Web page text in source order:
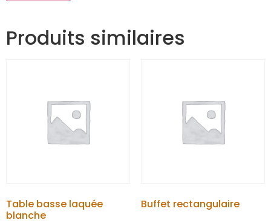
Produits similaires
Table basse laquée
blanche
Buffet rectangulaire